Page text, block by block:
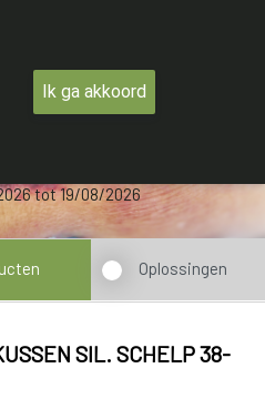
36
tot 19/08/2026
Oplossingen
SIL. SCHELP 38-
Ik ga akkoord